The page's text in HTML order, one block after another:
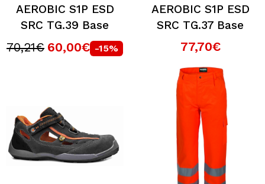
AEROBIC S1P ESD
SRC TG.39 Base
70,21€ 60,00€ -15%
AEROBIC S1P ESD
SRC TG.37 Base
77,70€